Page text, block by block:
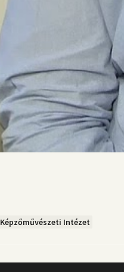
Képzőművészeti Intézet